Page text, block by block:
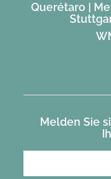
Querétaro |
Melden Sie